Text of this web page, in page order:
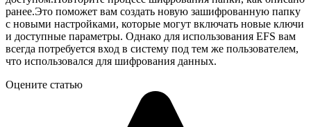
ранее.Это поможет вам создать новую зашифрованную папку
с новыми настройками, которые могут включать новые ключи
и доступные параметры. Однако для использования EFS вам
всегда потребуется вход в систему под тем же пользователем,
что использовался для шифрования данных.
Оцените статью